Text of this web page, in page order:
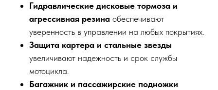
Гидравлические дисковые тормоза и
агрессивная резина обеспечивают
уверенность в управлении на любых покрытиях.
Защита картера и стальные звезды
увеличивают надежность и срок службы
мотоцикла.
Багажник и пассажирские подножки